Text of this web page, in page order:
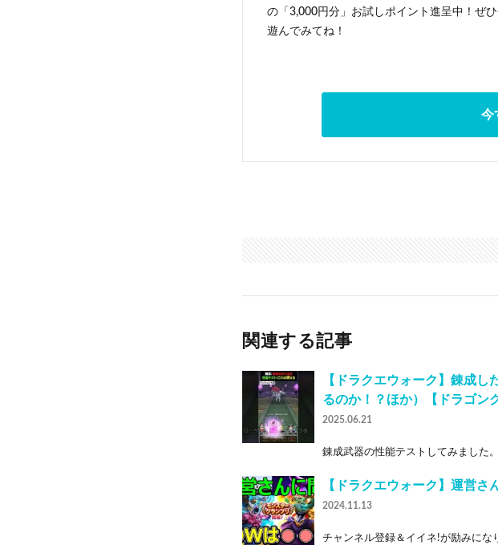
の「3,000円分」お試しポイント進呈中！ぜ
遊んでみてね！
今
関連する記事
【ドラクエウォーク】錬成
るのか！？ほか）【ドラゴン
2025.06.21
錬成武器の性能テストしてみました
【ドラクエウォーク】運営さ
2024.11.13
チャンネル登録＆イイネ!が励みにな